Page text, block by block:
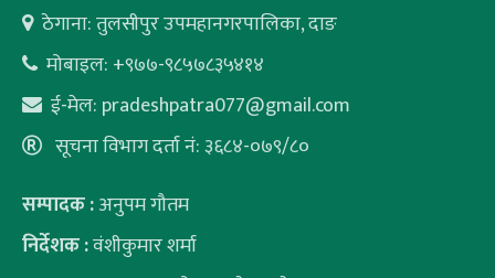
ठेगाना: तुलसीपुर उपमहानगरपालिका, दाङ
मोबाइल: +९७७-९८५७८३५४१४
ई-मेल: pradeshpatra077@gmail.com
सूचना विभाग दर्ता नं: ३६८४-०७९/८०
सम्पादक :अनुपम गौतम
निर्देशक :वंशीकुमार शर्मा